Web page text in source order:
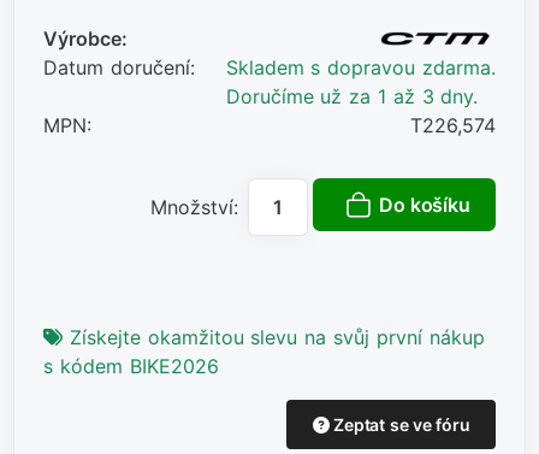
Výrobce:
Datum doručení:
Skladem s dopravou zdarma.
Doručíme už za 1 až 3 dny.
MPN:
T226,574
Množství: Do košíku
Získejte okamžitou slevu na svůj první nákup
s kódem BIKE2026
Zeptat se ve fóru